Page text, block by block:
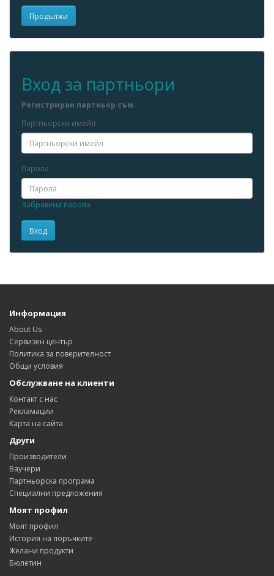
Продължи
Вход за партньори
Регистриран партньор съм.
Партньорски имейл
Парола
Забравена парола
Информация
About Us
Сервизен център
Политика за поверителност
Общи условия
Обслужване на клиенти
Контакт с нас
Рекламации
Карта на сайта
Други
Производители
Ваучери
Партньорска програма
Специални предложения
Моят профил
Моят профил
История на поръчките
Желани продукти
Бюлетин